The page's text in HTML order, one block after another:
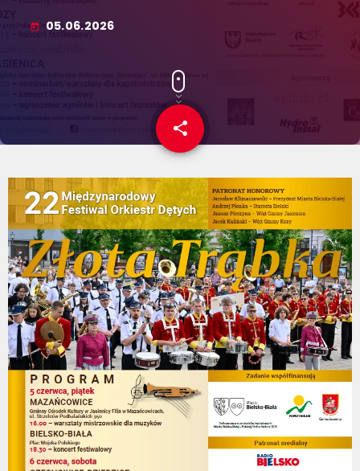
today 05.06.2026
share
email